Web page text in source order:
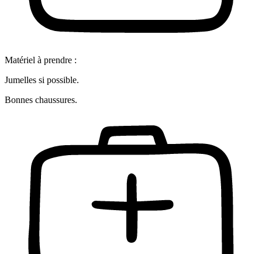
Matériel à prendre :
Jumelles si possible.
Bonnes chaussures.